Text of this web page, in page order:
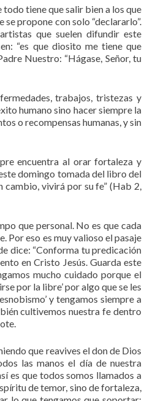
tiene que salir bien a los que
propone con solo “declararlo”.
que suelen difundir este
“es que diosito me tiene que
Nuestro: “Hágase, Señor, tu
trabajos, tristezas y
humano sino hacer siempre la
o recompensas humanas, y sin
encuentra al orar fortaleza y
domingo tomada del libro del
cambio, vivirá por su fe” (Hab 2,
que personal. No es que cada
Por eso es muy valioso el pasaje
dice: “Conforma tu predicación
en Cristo Jesús. Guarda este
mucho cuidado porque el
por la libre’ por algo que se les
y tengamos siempre a
cultivemos nuestra fe dentro
que reavives el don de Dios
las manos el día de nuestra
es que todos somos llamados a
de temor, sino de fortaleza,